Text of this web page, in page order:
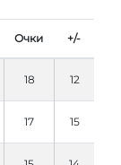
Очки +/-
18 12
17 15